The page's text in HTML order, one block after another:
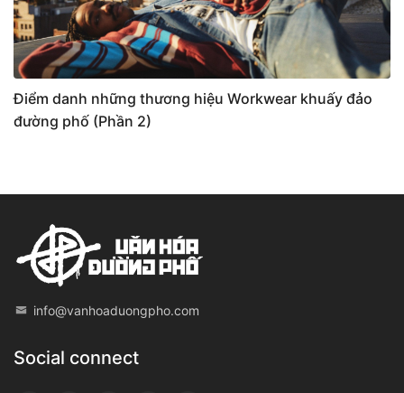
Điểm danh những thương hiệu Workwear khuấy đảo
đường phố (Phần 2)
info@vanhoaduongpho.com
Social connect